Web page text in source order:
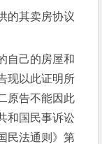
其卖房协议
己的房屋和
现以此证明所
原告不能因此
和国民事诉讼
民法通则》第